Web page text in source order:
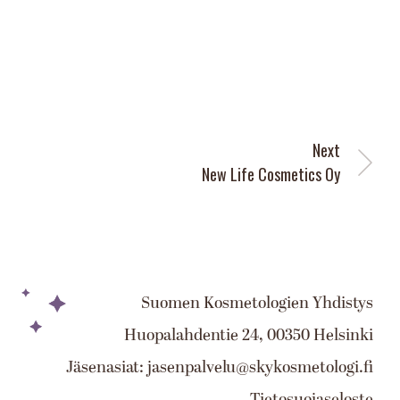
Next
New Life Cosmetics Oy
Suomen Kosmetologien Yhdistys
Huopalahdentie 24, 00350 Helsinki
Jäsenasiat: jasenpalvelu@skykosmetologi.fi